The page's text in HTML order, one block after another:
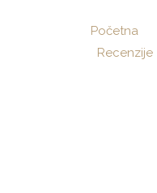
Početna
Recenzije